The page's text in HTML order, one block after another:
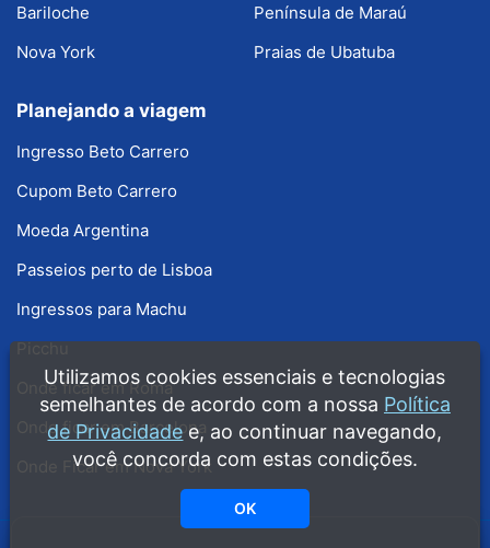
Bariloche
Nova York
Península de Maraú
Praias de Ubatuba
Planejando a viagem
Ingresso Beto Carrero
Cupom Beto Carrero
Moeda Argentina
Passeios perto de Lisboa
Ingressos para Machu
Picchu
Onde ficar em Roma
Onde ficar em Barcelona
Onde Ficar em Nova York
Utilizamos cookies essenciais e tecnologias
semelhantes de acordo com a nossa Política
de Privacidade e, ao continuar navegando,
você concorda com estas condições.
OK